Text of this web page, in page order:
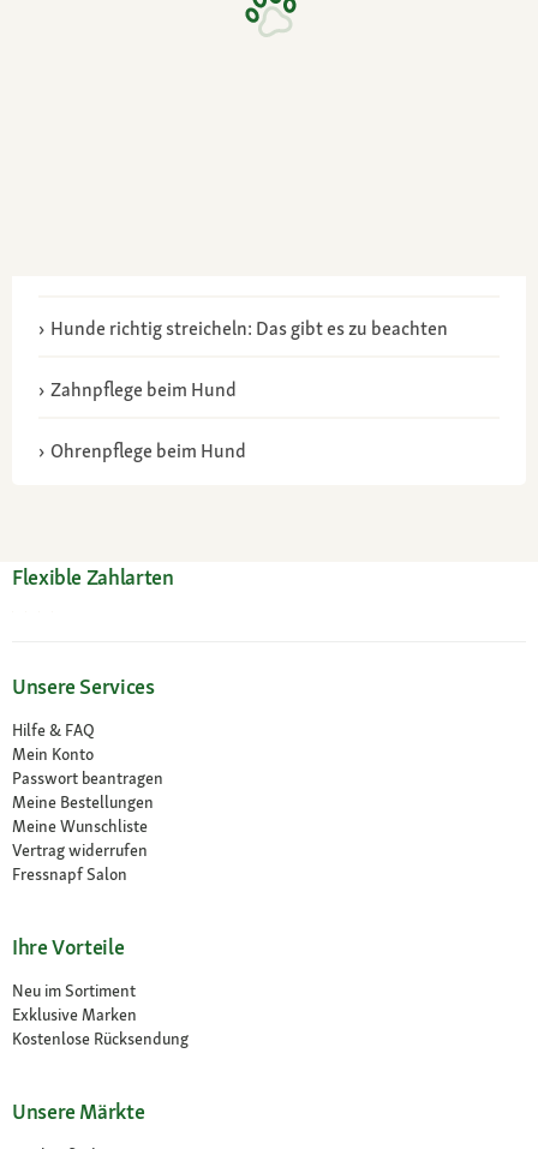
Hunde richtig streicheln: Das gibt es zu beachten
Zahnpflege beim Hund
Ohrenpflege beim Hund
Flexible Zahlarten
Unsere Services
Hilfe & FAQ
Mein Konto
Passwort beantragen
Meine Bestellungen
Meine Wunschliste
Vertrag widerrufen
Fressnapf Salon
Ihre Vorteile
Neu im Sortiment
Exklusive Marken
Kostenlose Rücksendung
Unsere Märkte